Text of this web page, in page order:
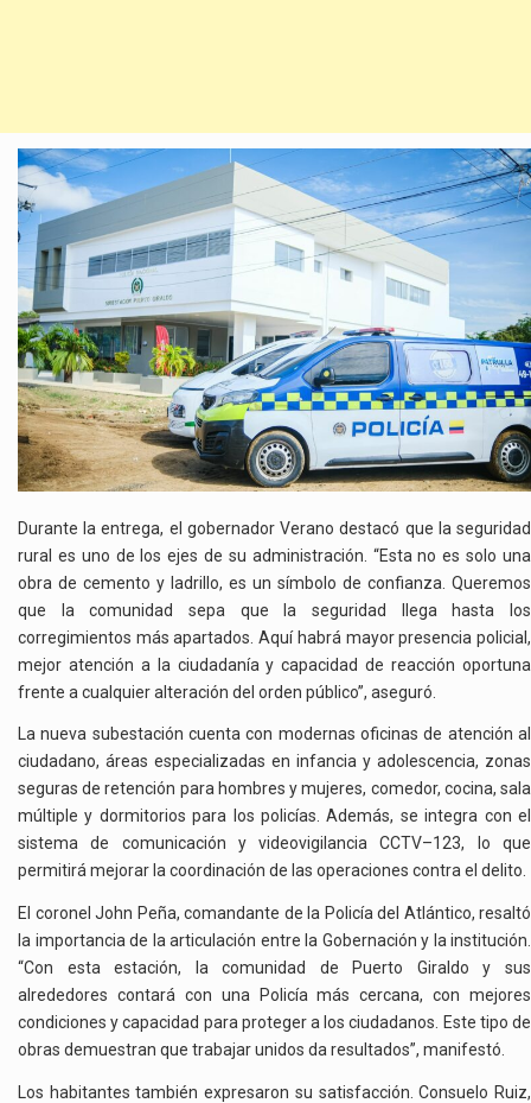
Durante la entrega, el gobernador Verano destacó que la seguridad
rural es uno de los ejes de su administración. “Esta no es solo una
obra de cemento y ladrillo, es un símbolo de confianza. Queremos
que la comunidad sepa que la seguridad llega hasta los
corregimientos más apartados. Aquí habrá mayor presencia policial,
mejor atención a la ciudadanía y capacidad de reacción oportuna
frente a cualquier alteración del orden público”, aseguró.
La nueva subestación cuenta con modernas oficinas de atención al
ciudadano, áreas especializadas en infancia y adolescencia, zonas
seguras de retención para hombres y mujeres, comedor, cocina, sala
múltiple y dormitorios para los policías. Además, se integra con el
sistema de comunicación y videovigilancia CCTV–123, lo que
permitirá mejorar la coordinación de las operaciones contra el delito.
El coronel John Peña, comandante de la Policía del Atlántico, resaltó
la importancia de la articulación entre la Gobernación y la institución.
“Con esta estación, la comunidad de Puerto Giraldo y sus
alrededores contará con una Policía más cercana, con mejores
condiciones y capacidad para proteger a los ciudadanos. Este tipo de
obras demuestran que trabajar unidos da resultados”, manifestó.
Los habitantes también expresaron su satisfacción. Consuelo Ruiz,